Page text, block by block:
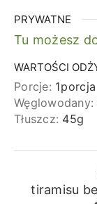
PRYWATNE
Tu możesz
WARTOŚCI
Porcje: 1porcja
Węglowodany:
Tłuszcz: 45g
tiramisu